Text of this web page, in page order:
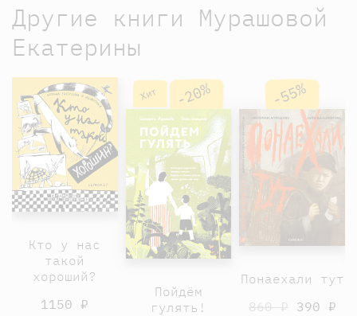
Другие книги Мурашовой
Екатерины
Кто у нас
такой
хороший?
1150 ₽
Хит -20%
Пойдём
гулять!
-55%
Понаехали тут
860 ₽ 390 ₽